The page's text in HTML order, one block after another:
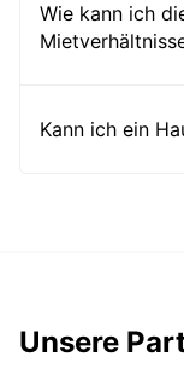
Wie kann ich
Kann ich ein
Unsere